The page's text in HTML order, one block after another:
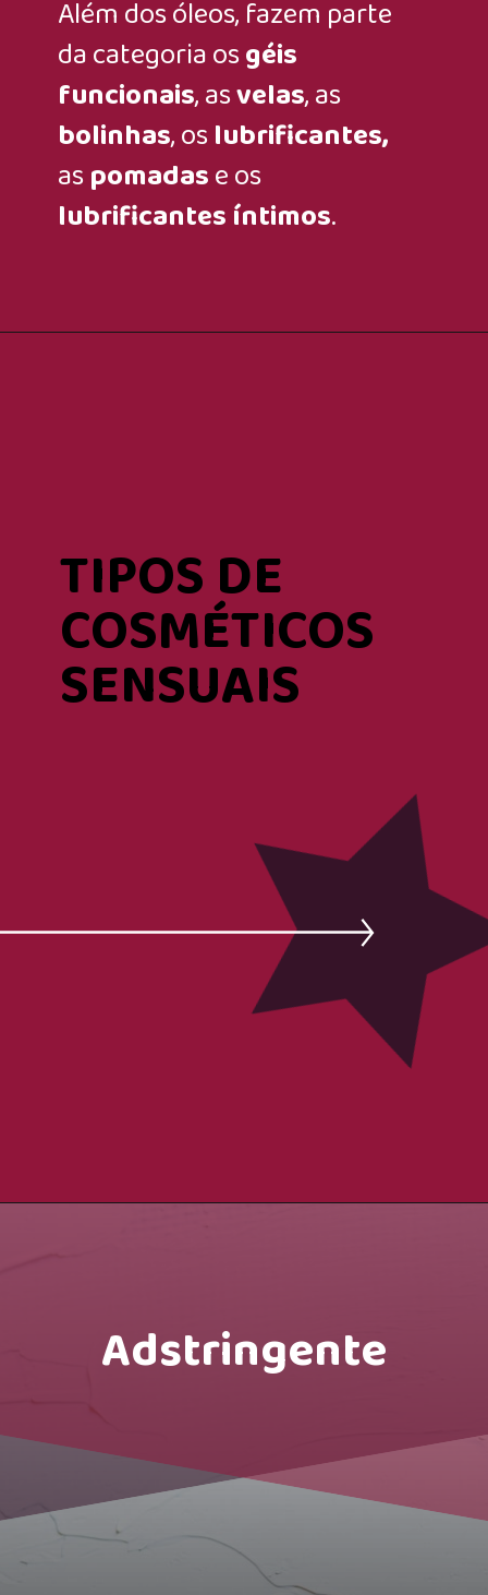
Além dos óleos, fazem parte
da categoria osgéis
funcionais, asvelas, as
bolinhas, oslubrificantes,
aspomadase os
lubrificantes íntimos.
TIPOS DE
COSMÉTICOS
SENSUAIS
Adstringente